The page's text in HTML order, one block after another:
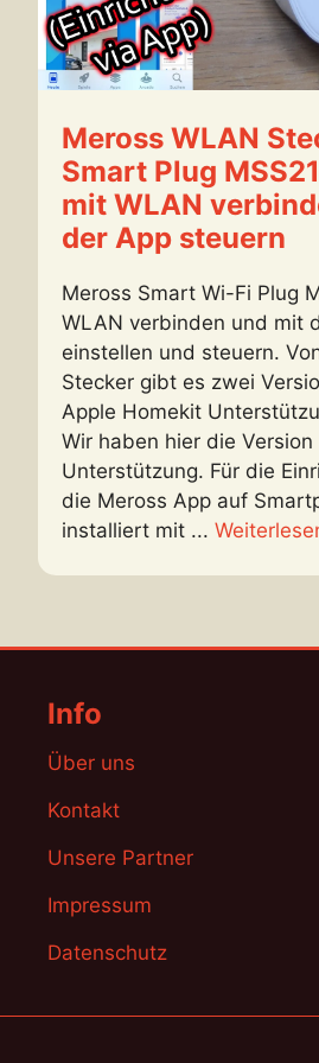
Meross WLAN
Smart Plug
mit WLAN
der App steuern
Meross Smart Wi-Fi Plug
WLAN verbinden und mit
einstellen und steuern.
Stecker gibt es zwei
Apple Homekit
Wir haben hier die
Unterstützung. Für die
die Meross App auf
installiert mit ...
Info
Über uns
Kontakt
Unsere Partner
Impressum
Datenschutz